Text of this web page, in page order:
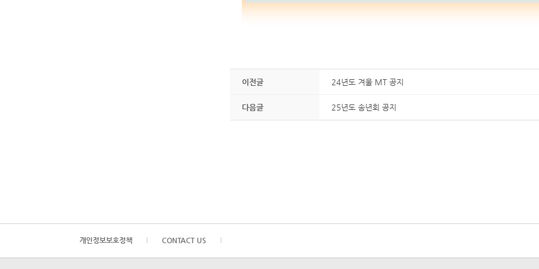
이전글 24년도 겨울 MT 공지
다음글 25년도 송년회 공지
개인정보보호정책 CONTACT US